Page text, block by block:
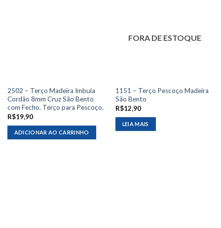
2502 – Terço Madeira Imbuia
Cordão 8mm Cruz São Bento
com Fecho. Terço para Pescoço.
R$19,90
ADICIONAR AO CARRINHO
FORA DE ESTOQUE
1151 – Terço Pescoço Madeira
São Bento
R$12,90
LEIA MAIS